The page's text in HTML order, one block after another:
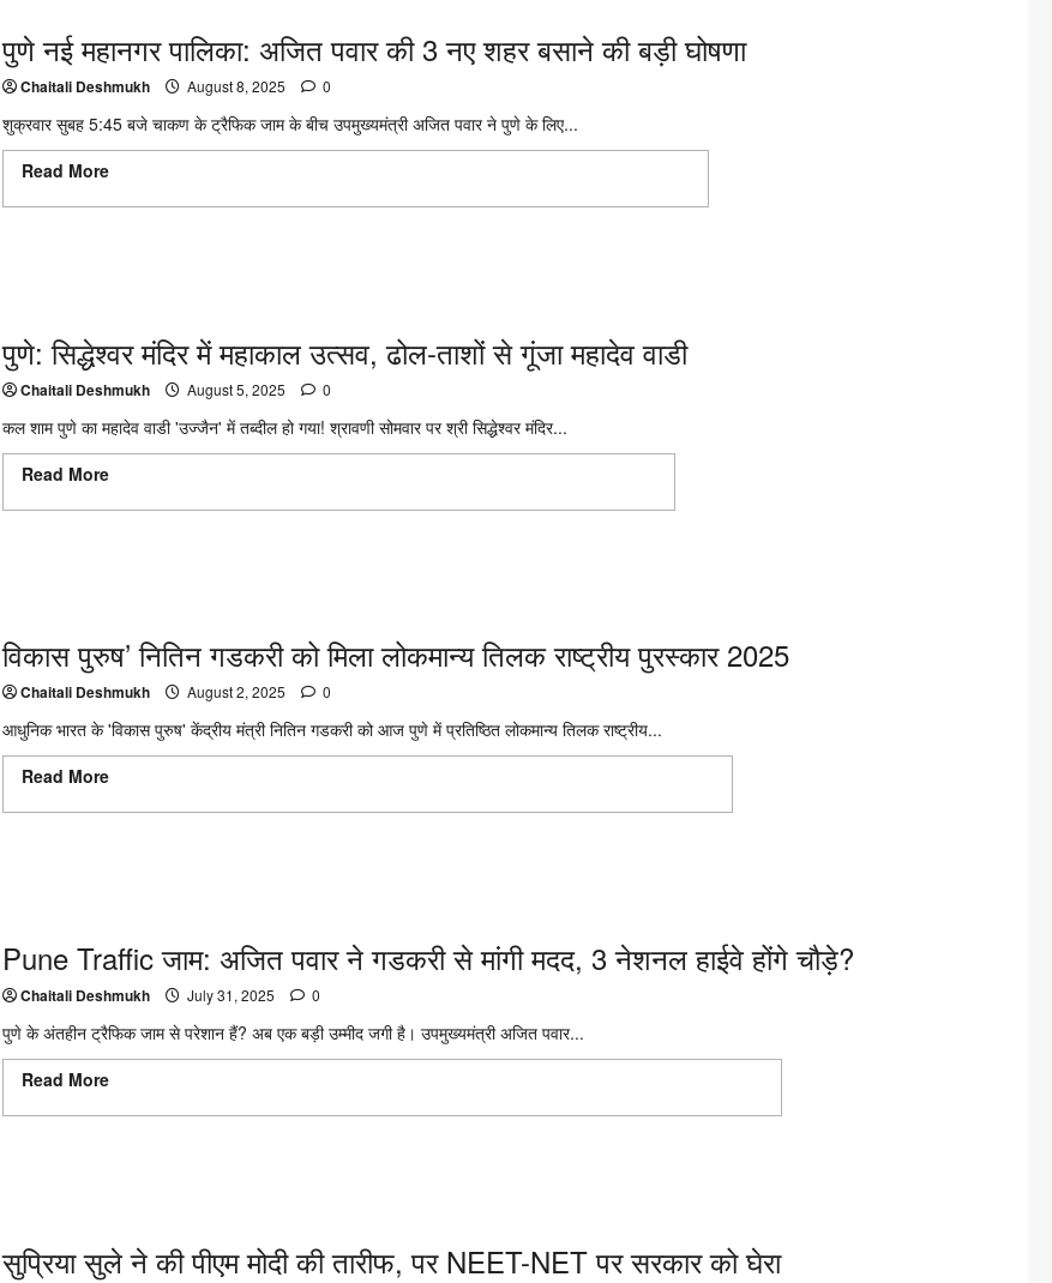
पुणे नई महानगर पालिका: अजित पवार की 3 नए शहर बसाने की बड़ी घोषणा
Chaitali Deshmukh August 8, 2025 0
शुक्रवार सुबह 5:45 बजे चाकण के ट्रैफिक जाम के बीच उपमुख्यमंत्री अजित पवार ने पुणे के लिए...
Read More
पुणे: सिद्धेश्वर मंदिर में महाकाल उत्सव, ढोल-ताशों से गूंजा महादेव वाडी
Chaitali Deshmukh August 5, 2025 0
कल शाम पुणे का महादेव वाडी 'उज्जैन' में तब्दील हो गया! श्रावणी सोमवार पर श्री सिद्धेश्वर मंदिर...
Read More
विकास पुरुष’ नितिन गडकरी को मिला लोकमान्य तिलक राष्ट्रीय पुरस्कार 2025
Chaitali Deshmukh August 2, 2025 0
आधुनिक भारत के 'विकास पुरुष' केंद्रीय मंत्री नितिन गडकरी को आज पुणे में प्रतिष्ठित लोकमान्य तिलक राष्ट्रीय...
Read More
Pune Traffic जाम: अजित पवार ने गडकरी से मांगी मदद, 3 नेशनल हाईवे होंगे चौड़े?
Chaitali Deshmukh July 31, 2025 0
पुणे के अंतहीन ट्रैफिक जाम से परेशान हैं? अब एक बड़ी उम्मीद जगी है। उपमुख्यमंत्री अजित पवार...
Read More
सुप्रिया सुले ने की पीएम मोदी की तारीफ, पर NEET-NET पर सरकार को घेरा